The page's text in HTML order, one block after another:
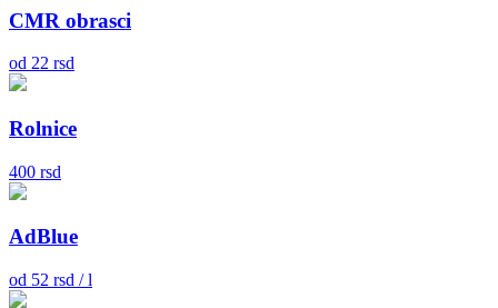
CMR obrasci
od 22 rsd
Rolnice
400 rsd
AdBlue
od 52 rsd / l